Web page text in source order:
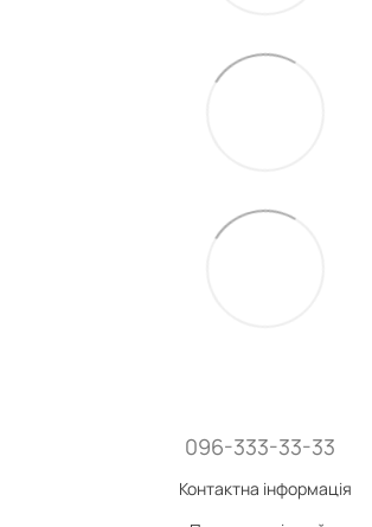
096-333-33-33
Контактна інформація